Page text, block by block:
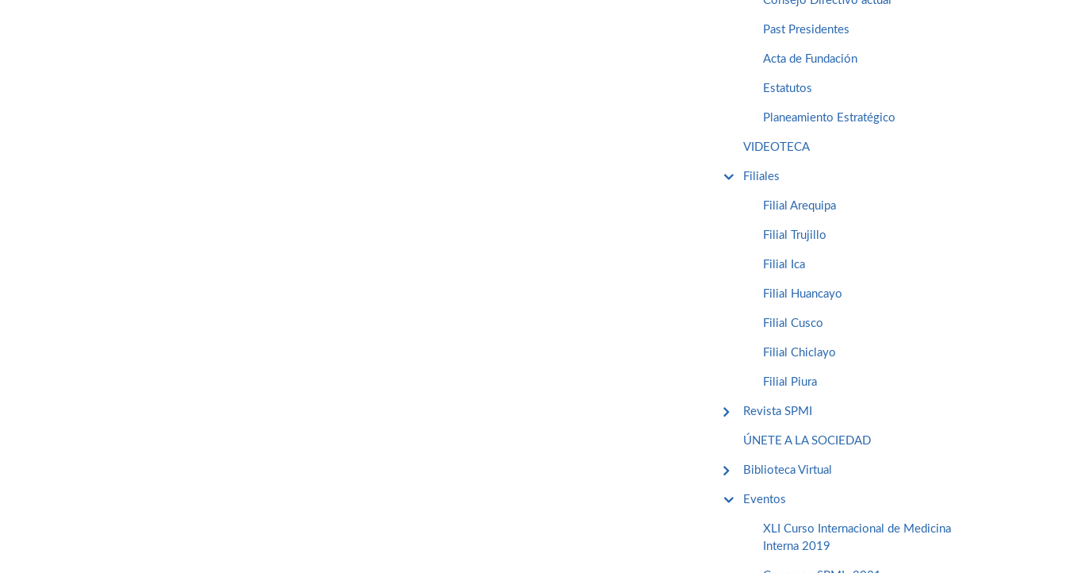
Past Presidentes
Acta de Fundación
Estatutos
Planeamiento Estratégico
VIDEOTECA
Filiales
Filial Arequipa
Filial Trujillo
Filial Ica
Filial Huancayo
Filial Cusco
Filial Chiclayo
Filial Piura
Revista SPMI
ÚNETE A LA SOCIEDAD
Biblioteca Virtual
Eventos
XLI Curso Internacional de Medicina
Interna 2019